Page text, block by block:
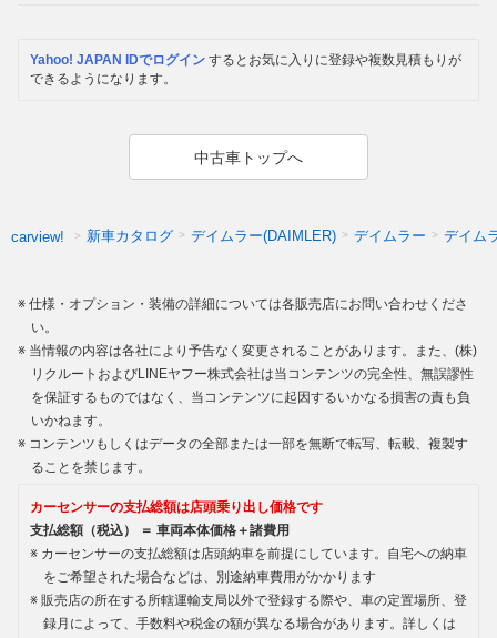
Yahoo! JAPAN IDでログイン するとお気に入りに登録や複数見積もりが
できるようになります。
中古車トップへ
carview! 新車カタログ デイムラー(DAIMLER) デイムラー デイム
仕様・オプション・装備の詳細については各販売店にお問い合わせくださ
い。
当情報の内容は各社により予告なく変更されることがあります。また、(株)
リクルートおよびLINEヤフー株式会社は当コンテンツの完全性、無誤謬性
を保証するものではなく、当コンテンツに起因するいかなる損害の責も負
いかねます。
コンテンツもしくはデータの全部または一部を無断で転写、転載、複製す
ることを禁じます。
カーセンサーの支払総額は店頭乗り出し価格です
支払総額（税込） ＝ 車両本体価格＋諸費用
カーセンサーの支払総額は店頭納車を前提にしています。自宅への納車
をご希望された場合などは、別途納車費用がかかります
販売店の所在する所轄運輸支局以外で登録する際や、車の定置場所、登
録月によって、手数料や税金の額が異なる場合があります。詳しくは